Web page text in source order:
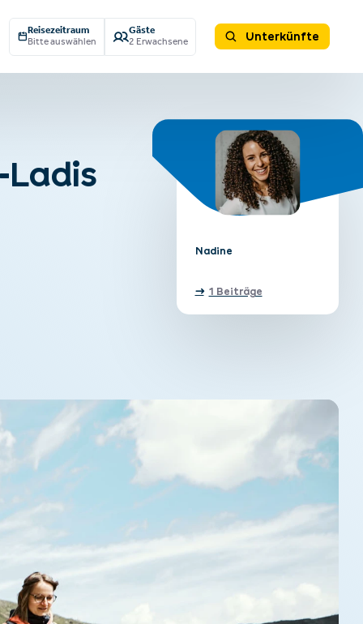
Reisezeitraum
Bitte auswählen
Gäste
2 Erwachsene
Unterkünfte
Ladis
Nadine
1 Beiträge